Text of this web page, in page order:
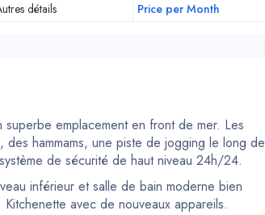
détails Price per Month
emplacement en front de mer. Les
hammams, une piste de jogging le long de
de sécurité de haut niveau 24h/24.
inférieur et salle de bain moderne bien
avec de nouveaux appareils.